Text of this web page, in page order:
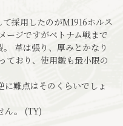
採用したのがM1916ホルス
ージですがベトナム戦まで
革は張り、厚みとかなり
ており、使用皺も最小限の
難点はそのくらいでしょ
ん。 (TY)